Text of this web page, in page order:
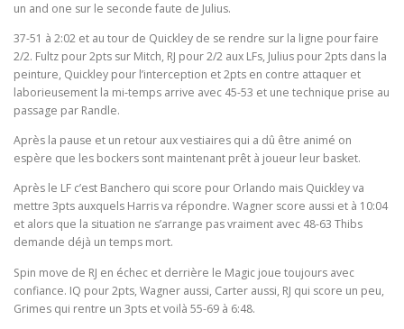
un and one sur le seconde faute de Julius.
37-51 à 2:02 et au tour de Quickley de se rendre sur la ligne pour faire
2/2. Fultz pour 2pts sur Mitch, RJ pour 2/2 aux LFs, Julius pour 2pts dans la
peinture, Quickley pour l’interception et 2pts en contre attaquer et
laborieusement la mi-temps arrive avec 45-53 et une technique prise au
passage par Randle.
Après la pause et un retour aux vestiaires qui a dû être animé on
espère que les bockers sont maintenant prêt à joueur leur basket.
Après le LF c’est Banchero qui score pour Orlando mais Quickley va
mettre 3pts auxquels Harris va répondre. Wagner score aussi et à 10:04
et alors que la situation ne s’arrange pas vraiment avec 48-63 Thibs
demande déjà un temps mort.
Spin move de RJ en échec et derrière le Magic joue toujours avec
confiance. IQ pour 2pts, Wagner aussi, Carter aussi, RJ qui score un peu,
Grimes qui rentre un 3pts et voilà 55-69 à 6:48.